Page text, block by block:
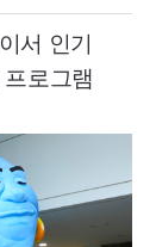
서 인기
로그램